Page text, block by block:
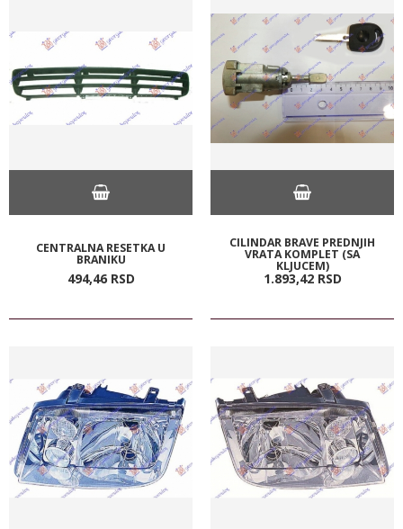
CENTRALNA RESETKA U
BRANIKU
494,46 RSD
CILINDAR BRAVE PREDNJIH
VRATA KOMPLET (SA
KLJUCEM)
1.893,42 RSD